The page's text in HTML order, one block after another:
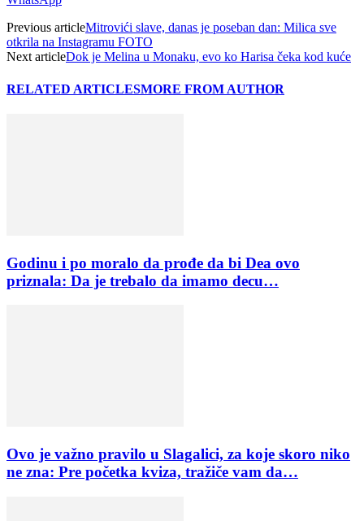
Previous articleMitrovići slave, danas je poseban dan: Milica sve
otkrila na Instagramu FOTO
Next articleDok je Melina u Monaku, evo ko Harisa čeka kod kuće
RELATED ARTICLESMORE FROM AUTHOR
Godinu i po moralo da prođe da bi Dea ovo
priznala: Da je trebalo da imamo decu…
Ovo je važno pravilo u Slagalici, za koje skoro niko
ne zna: Pre početka kviza, tražiče vam da…